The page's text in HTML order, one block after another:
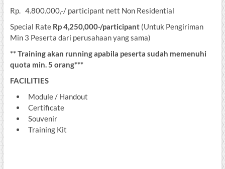
Rp. 4.800.000,-/ participant nett Non Residential
Special Rate Rp 4,250,000-/participant(Untuk Pengiriman
Min 3 Peserta dari perusahaan yang sama)
** Training akan running apabila peserta sudah memenuhi
quota min. 5 orang***
FACILITIES
Module / Handout
Certificate
Souvenir
Training Kit